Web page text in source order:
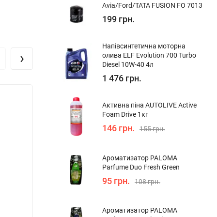
›
Avia/Ford/TATA FUSION FO 7013
199 грн.
Напівсинтетична моторна
олива ELF Evolution 700 Turbo
Diesel 10W-40 4л
1 476 грн.
Активна піна AUTOLIVE Active
Foam Drive 1кг
146 грн. 155 грн.
Ароматизатор PALOMA
Parfume Duo Fresh Green
95 грн. 108 грн.
Ароматизатор PALOMA